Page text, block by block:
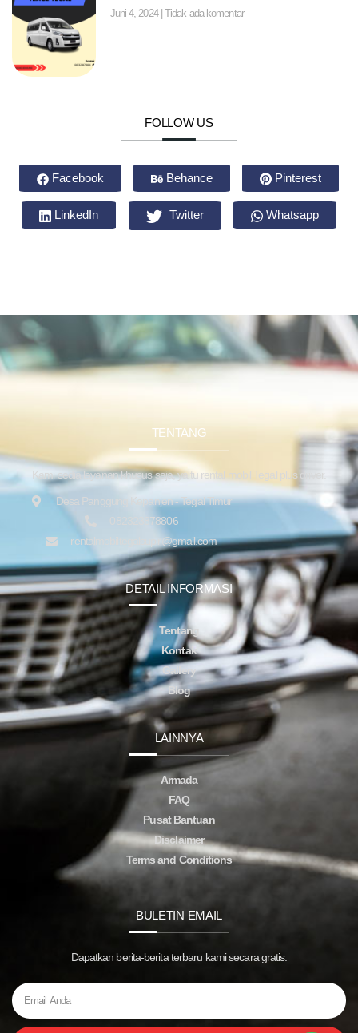
Juni 4, 2024 Tidak ada komentar
FOLLOW US
Facebook Behance Pinterest
LinkedIn Twitter Whatsapp
TENTANG
Kami sedia layanan khusus saja, yaitu rental mobil Tegal plus driver.
Desa Panggung Kepanjen - Tegal Timur
082323878806
rentalmobiltegalsupir@gmail.com
DETAIL INFORMASI
Tentang
Kontak
Gallery
Blog
LAINNYA
Armada
FAQ
Pusat Bantuan
Disclaimer
Terms and Conditions
BULETIN EMAIL
Dapatkan berita-berita terbaru kami secara gratis.